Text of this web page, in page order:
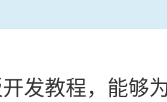
发教程，能够